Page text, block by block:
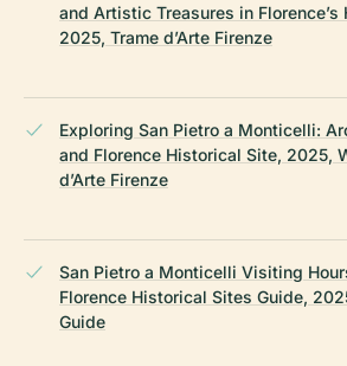
and Artistic Treasures in Florence’s
2025, Trame d’Arte Firenze
Exploring San Pietro a Monticelli:
and Florence Historical Site, 2025,
d’Arte Firenze
San Pietro a Monticelli Visiting
Florence Historical Sites Guide,
Guide